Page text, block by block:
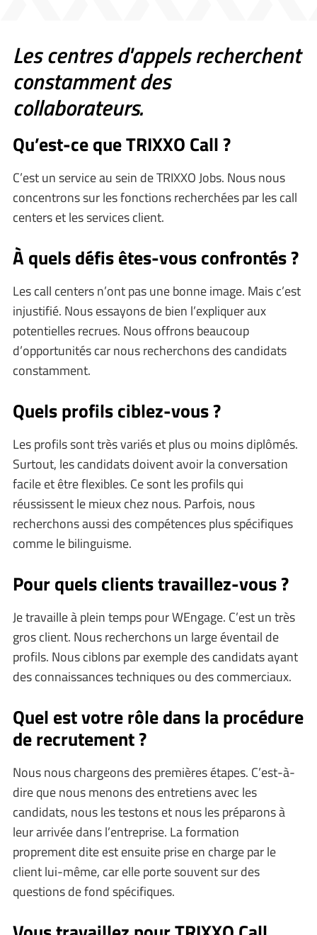
Les centres d'appels recherchent
constamment des
collaborateurs.
Qu’est-ce que TRIXXO Call ?
C’est un service au sein de TRIXXO Jobs. Nous nous
concentrons sur les fonctions recherchées par les call
centers et les services client.
À quels défis êtes-vous confrontés ?
Les call centers n’ont pas une bonne image. Mais c’est
injustifié. Nous essayons de bien l’expliquer aux
potentielles recrues. Nous offrons beaucoup
d’opportunités car nous recherchons des candidats
constamment.
Quels profils ciblez-vous ?
Les profils sont très variés et plus ou moins diplômés.
Surtout, les candidats doivent avoir la conversation
facile et être flexibles. Ce sont les profils qui
réussissent le mieux chez nous. Parfois, nous
recherchons aussi des compétences plus spécifiques
comme le bilinguisme.
Pour quels clients travaillez-vous ?
Je travaille à plein temps pour WEngage. C’est un très
gros client. Nous recherchons un large éventail de
profils. Nous ciblons par exemple des candidats ayant
des connaissances techniques ou des commerciaux.
Quel est votre rôle dans la procédure
de recrutement ?
Nous nous chargeons des premières étapes. C’est-à-
dire que nous menons des entretiens avec les
candidats, nous les testons et nous les préparons à
leur arrivée dans l’entreprise. La formation
proprement dite est ensuite prise en charge par le
client lui-même, car elle porte souvent sur des
questions de fond spécifiques.